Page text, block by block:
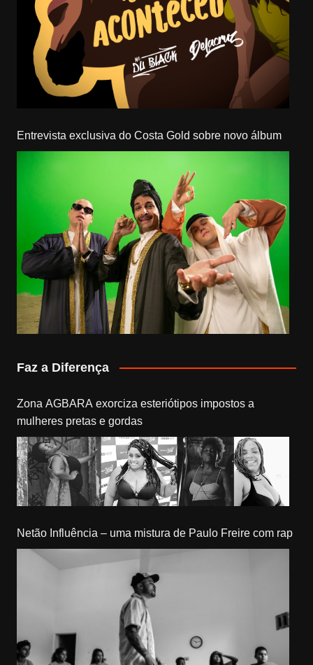
Entrevista exclusiva do Costa Gold sobre novo álbum
Faz a Diferença
Zona AGBARA exorciza esteriótipos impostos a
mulheres pretas e gordas
Netão Influência – uma mistura de Paulo Freire com rap